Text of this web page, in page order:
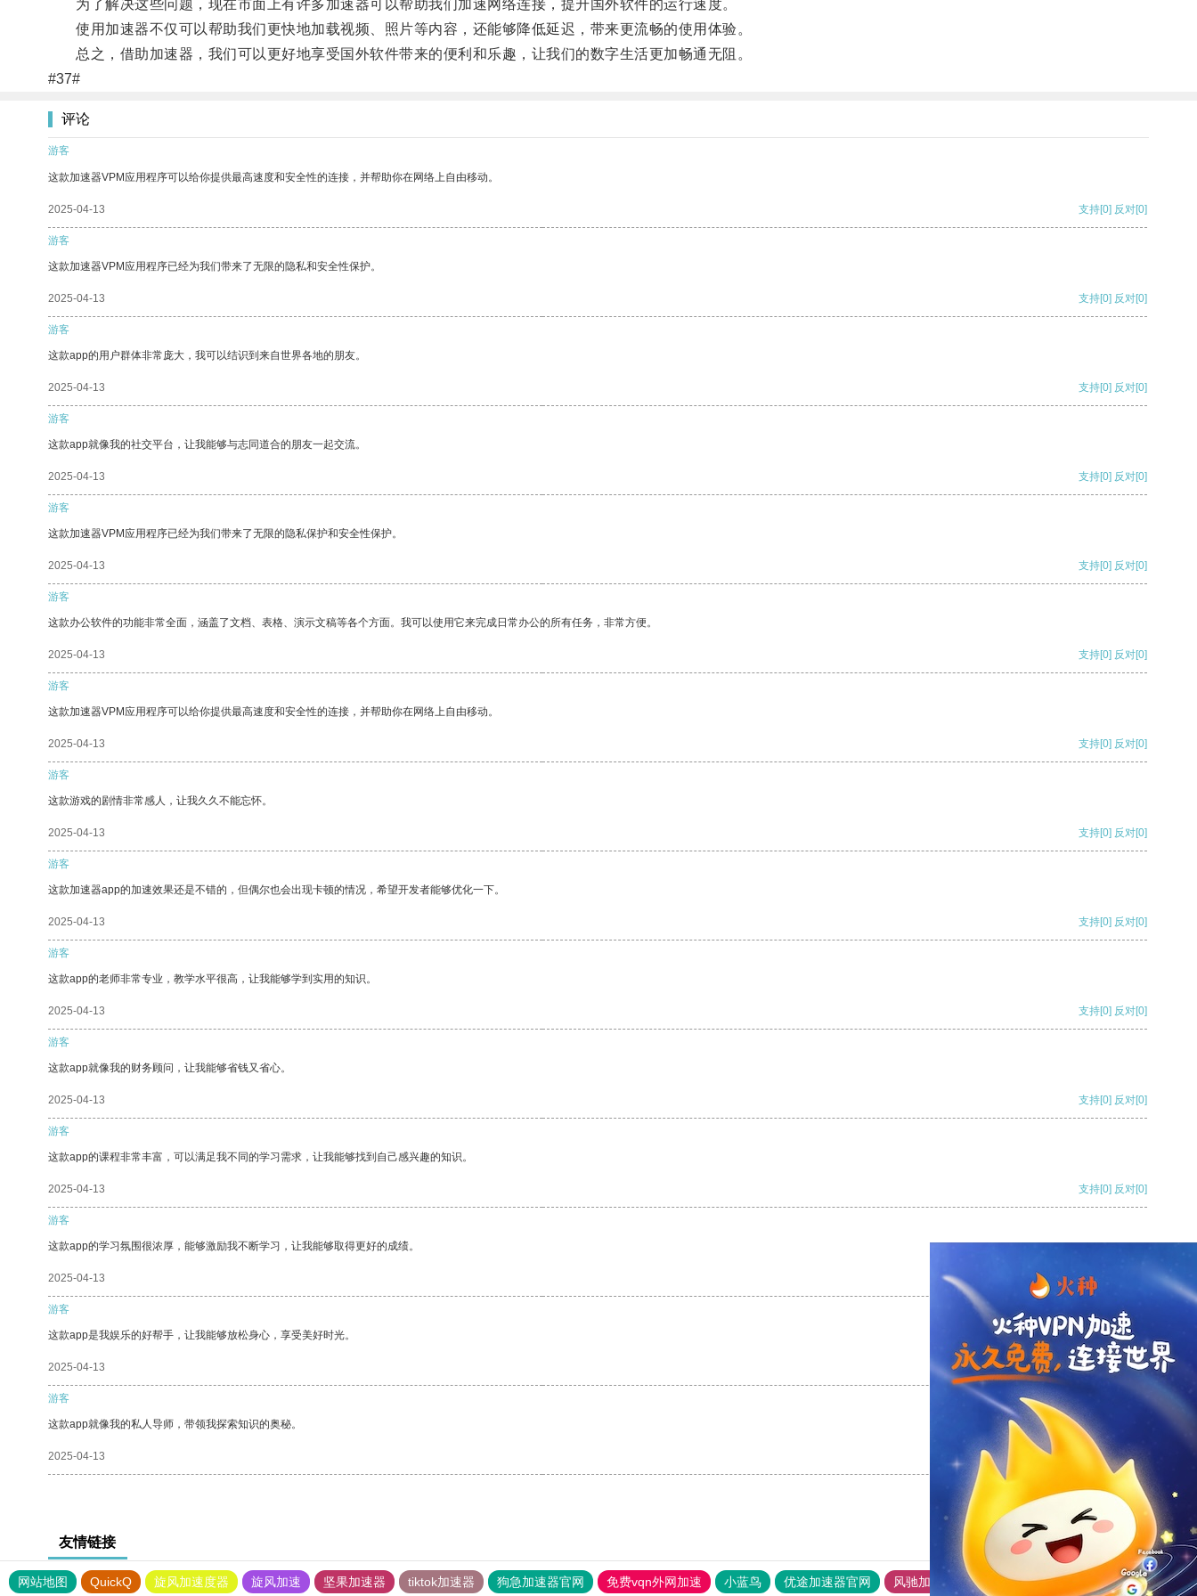
为了解决这些问题，现在市面上有许多加速器可以帮助我们加速网络连接，提升国外软件的运行速度。
使用加速器不仅可以帮助我们更快地加载视频、照片等内容，还能够降低延迟，带来更流畅的使用体验。
总之，借助加速器，我们可以更好地享受国外软件带来的便利和乐趣，让我们的数字生活更加畅通无阻。
#37#
评论
游客
这款加速器VPM应用程序可以给你提供最高速度和安全性的连接，并帮助你在网络上自由移动。
2025-04-13 支持[0] 反对[0]
游客
这款加速器VPM应用程序已经为我们带来了无限的隐私和安全性保护。
2025-04-13 支持[0] 反对[0]
游客
这款app的用户群体非常庞大，我可以结识到来自世界各地的朋友。
2025-04-13 支持[0] 反对[0]
游客
这款app就像我的社交平台，让我能够与志同道合的朋友一起交流。
2025-04-13 支持[0] 反对[0]
游客
这款加速器VPM应用程序已经为我们带来了无限的隐私保护和安全性保护。
2025-04-13 支持[0] 反对[0]
游客
这款办公软件的功能非常全面，涵盖了文档、表格、演示文稿等各个方面。我可以使用它来完成日常办公的所有任务，非常方便。
2025-04-13 支持[0] 反对[0]
游客
这款加速器VPM应用程序可以给你提供最高速度和安全性的连接，并帮助你在网络上自由移动。
2025-04-13 支持[0] 反对[0]
游客
这款游戏的剧情非常感人，让我久久不能忘怀。
2025-04-13 支持[0] 反对[0]
游客
这款加速器app的加速效果还是不错的，但偶尔也会出现卡顿的情况，希望开发者能够优化一下。
2025-04-13 支持[0] 反对[0]
游客
这款app的老师非常专业，教学水平很高，让我能够学到实用的知识。
2025-04-13 支持[0] 反对[0]
游客
这款app就像我的财务顾问，让我能够省钱又省心。
2025-04-13 支持[0] 反对[0]
游客
这款app的课程非常丰富，可以满足我不同的学习需求，让我能够找到自己感兴趣的知识。
2025-04-13 支持[0] 反对[0]
游客
这款app的学习氛围很浓厚，能够激励我不断学习，让我能够取得更好的成绩。
2025-04-13 支持
游客
这款app是我娱乐的好帮手，让我能够放松身心，享受美好时光。
2025-04-13 支持[0] 反对[0]
游客
这款app就像我的私人导师，带领我探索知识的奥秘。
2025-04-13 支持[0] 反对[0]
友情链接
网站地图 QuickQ 旋风加速度器 旋风加速 坚果加速器 tiktok加速器 狗急加速器官网 免费vqn外网加速 小蓝鸟 优途加速器官网 风驰加速器 旋风加速器